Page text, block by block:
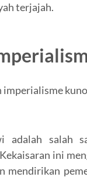
terjajah.
adalah salah
ini
mendirikan